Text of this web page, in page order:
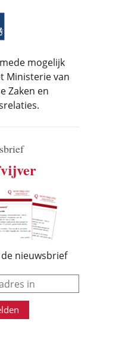
mogelijk
Ministerie van
Zaken en
nieuwsbrief
mail